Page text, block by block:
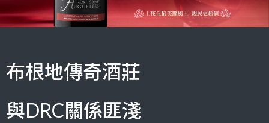
布根地傳奇酒莊
與DRC關係匪淺